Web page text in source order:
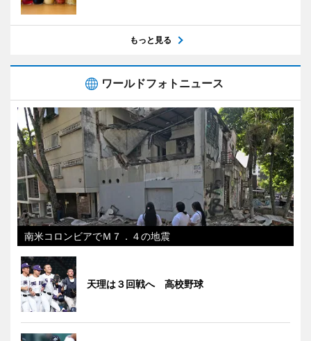
もっと見る
ワールドフォトニュース
南米コロンビアでＭ７．４の地震
天理は３回戦へ 高校野球